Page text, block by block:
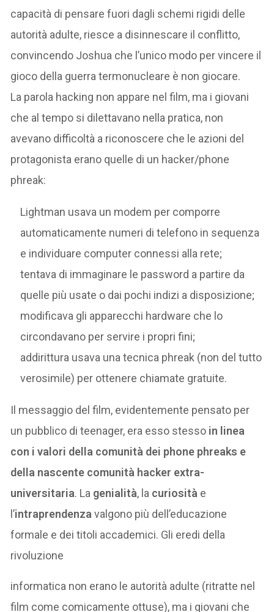
capacità di pensare fuori dagli schemi rigidi delle
autorità adulte, riesce a disinnescare il conflitto,
convincendo Joshua che l’unico modo per vincere il
gioco della guerra termonucleare è non giocare.
La parola hacking non appare nel film, ma i giovani
che al tempo si dilettavano nella pratica, non
avevano difficoltà a riconoscere che le azioni del
protagonista erano quelle di un hacker/phone
phreak:
Lightman usava un modem per comporre
automaticamente numeri di telefono in sequenza
e individuare computer connessi alla rete;
tentava di immaginare le password a partire da
quelle più usate o dai pochi indizi a disposizione;
modificava gli apparecchi hardware che lo
circondavano per servire i propri fini;
addirittura usava una tecnica phreak (non del tutto
verosimile) per ottenere chiamate gratuite.
Il messaggio del film, evidentemente pensato per
un pubblico di teenager, era esso stesso in linea
con i valori della comunità dei phone phreaks e
della nascente comunità hacker extra-
universitaria. La genialità, la curiosità e
l’intraprendenza valgono più dell’educazione
formale e dei titoli accademici. Gli eredi della
rivoluzione
informatica non erano le autorità adulte (ritratte nel
film come comicamente ottuse), ma i giovani che